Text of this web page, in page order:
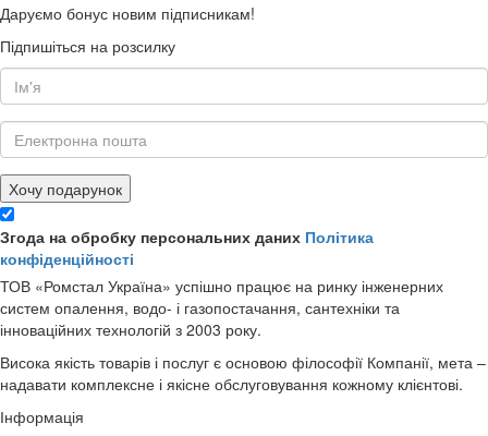
Даруємо бонус новим підписникам!
Підпишіться на розсилку
Хочу подарунок
Згода на обробку персональних даних Політика
конфіденційності
ТОВ «Ромстал Україна» успішно працює на ринку інженерних
систем опалення, водо- і газопостачання, сантехніки та
інноваційних технологій з 2003 року.
Висока якість товарів і послуг є основою філософії Компанії, мета –
надавати комплексне і якісне обслуговування кожному клієнтові.
Інформація